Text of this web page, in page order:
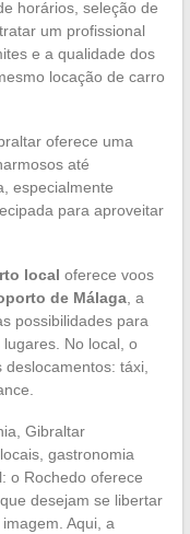
horários, seleção de
um profissional
e a qualidade dos
locação de carro
oferece uma
até
especialmente
para aproveitar
local oferece voos
de Málaga, a
possibilidades para
No local, o
táxi,
Gibraltar
gastronomia
o Rochedo oferece
desejam se libertar
Aqui, a